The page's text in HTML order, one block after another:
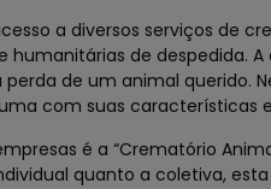
a diversos serviços de
humanitárias de despedida.
de um animal querido.
com suas características
é a “Crematório
quanto a coletiva,